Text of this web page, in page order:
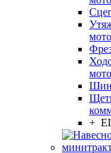
+